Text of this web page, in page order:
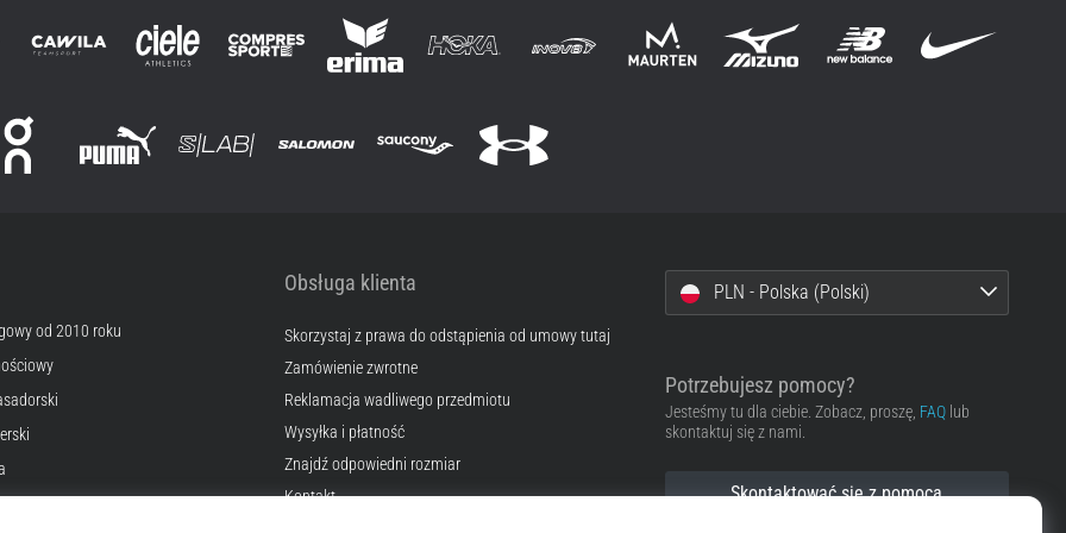
od 2010 roku
Obsługa klienta
Skorzystaj z prawa do odstąpienia od umowy tutaj
Zamówienie zwrotne
Reklamacja wadliwego przedmiotu
Wysyłka i płatność
Znajdź odpowiedni rozmiar
Kontakt
PLN - Polska (Polski)
Potrzebujesz pomocy?
Jesteśmy tu dla ciebie. Zobacz, proszę, FAQlub
skontaktuj się z nami.
Skontaktować się z pomocą